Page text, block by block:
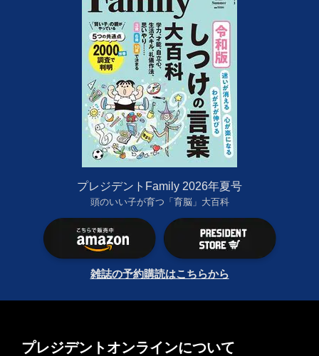
プレジデントFamily 2026年夏号
頭のいい子が育つ「育脳」大百科
雑誌の予約購読はこちらから
プレジデントオンラインについて